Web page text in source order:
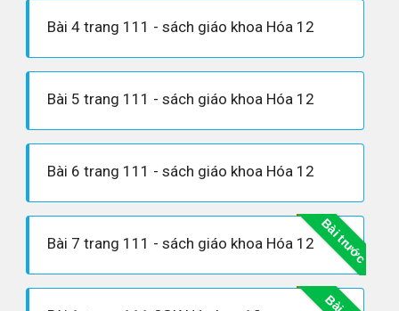
Bài 4 trang 111 - sách giáo khoa Hóa 12
Bài 5 trang 111 - sách giáo khoa Hóa 12
Bài 6 trang 111 - sách giáo khoa Hóa 12
Bài trước
Bài 7 trang 111 - sách giáo khoa Hóa 12